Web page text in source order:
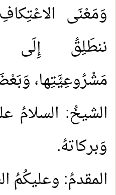
وَمَعْنَى
ننطَلِقُ
مَشْرُوعِيَّتِها،
الشيخُ: السلامُ
وَبركاتهُ.
المقدمُ: وعليكُمُ